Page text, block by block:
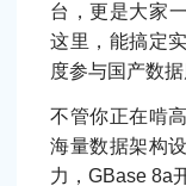
台，更是大家
这里，能搞定
度参与国产数据
不管你正在啃
海量数据架构
力，GBase 8a